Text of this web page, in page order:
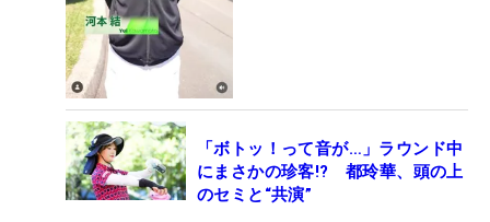
「ボトッ！って音が…」ラウンド中
にまさかの珍客!? 都玲華、頭の上
のセミと“共演”